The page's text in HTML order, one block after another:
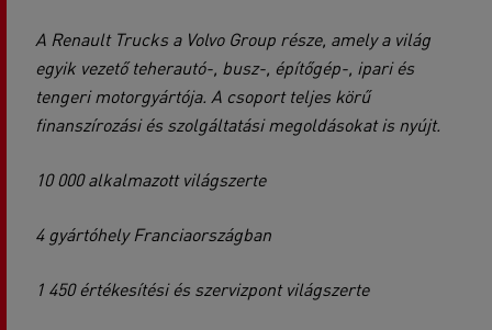
A Renault Trucks a Volvo Group része, amely a világ
egyik vezető teherautó-, busz-, építőgép-, ipari és
tengeri motorgyártója. A csoport teljes körű
finanszírozási és szolgáltatási megoldásokat is nyújt.
10 000 alkalmazott világszerte
4 gyártóhely Franciaországban
1 450 értékesítési és szervizpont világszerte